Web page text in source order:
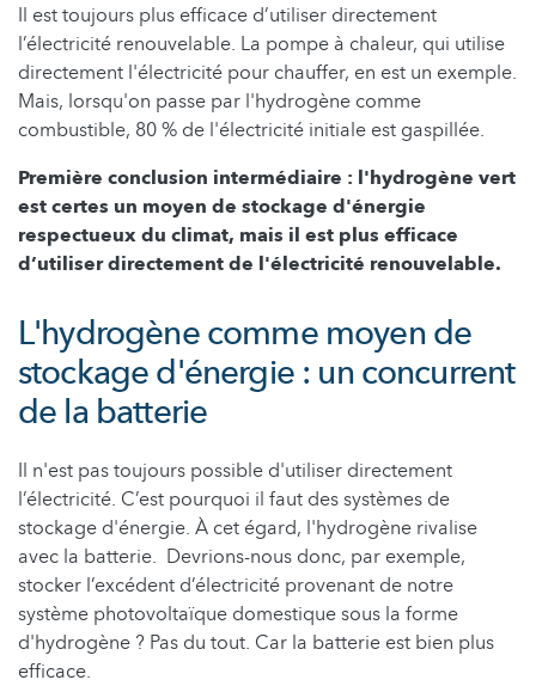
Il est toujours plus efficace d’utiliser directement
l’électricité renouvelable. La pompe à chaleur, qui utilise
directement l'électricité pour chauffer, en est un exemple.
Mais, lorsqu'on passe par l'hydrogène comme
combustible, 80 % de l'électricité initiale est gaspillée.
Première conclusion intermédiaire : l'hydrogène vert
est certes un moyen de stockage d'énergie
respectueux du climat, mais il est plus efficace
d’utiliser directement de l'électricité renouvelable.
L'hydrogène comme moyen de
stockage d'énergie : un concurrent
de la batterie
Il n'est pas toujours possible d'utiliser directement
l’électricité. C’est pourquoi il faut des systèmes de
stockage d'énergie. À cet égard, l'hydrogène rivalise
avec la batterie. Devrions-nous donc, par exemple,
stocker l’excédent d’électricité provenant de notre
système photovoltaïque domestique sous la forme
d'hydrogène ? Pas du tout. Car la batterie est bien plus
efficace.